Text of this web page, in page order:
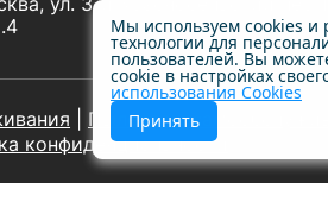
Пылесосы
конфиденциальности
Мы используем cookies и
технологии для
пользователей. Вы
cookie в настройках
использования Cookies
Принять